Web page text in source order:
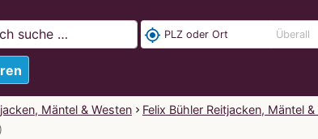
my_location
Mäntel & Westen
Felix Bühler Reitjacken, Mäntel